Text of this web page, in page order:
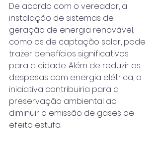
De acordo com o vereador, a
instalação de sistemas de
geração de energia renovável,
como os de captação solar, pode
trazer benefícios significativos
para a cidade. Além de reduzir as
despesas com energia elétrica, a
iniciativa contribuiria para a
preservação ambiental ao
diminuir a emissão de gases de
efeito estufa.